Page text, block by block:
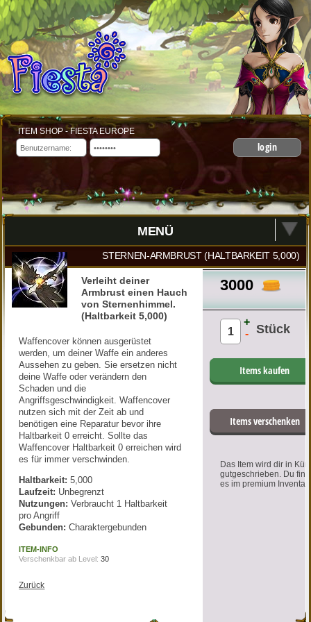
ITEM SHOP - FIESTA EUROPE
login
MENÜ
STERNEN-ARMBRUST (HALTBARKEIT 5,000)
3000
Stück
+
-
Items kaufen
Items verschenken
Das Item wird dir in
gutgeschrieben. Du
es im premium Inventar.
Verleiht deiner
Armbrust einen Hauch
von Sternenhimmel.
(Haltbarkeit 5,000)
Waffencover können ausgerüstet
werden, um deiner Waffe ein anderes
Aussehen zu geben. Sie ersetzen nicht
deine Waffe oder verändern den
Schaden und die
Angriffsgeschwindigkeit. Waffencover
nutzen sich mit der Zeit ab und
benötigen eine Reparatur bevor ihre
Haltbarkeit 0 erreicht. Sollte das
Waffencover Haltbarkeit 0 erreichen wird
es für immer verschwinden.
Haltbarkeit: 5,000
Laufzeit: Unbegrenzt
Nutzungen: Verbraucht 1 Haltbarkeit
pro Angriff
Gebunden: Charaktergebunden
ITEM-INFO
Verschenkbar ab Level:30
Zurück